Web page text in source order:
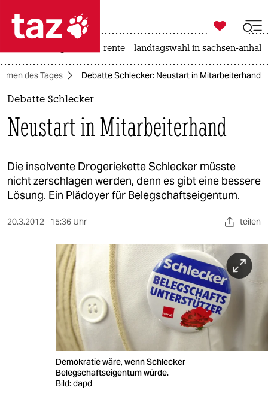
 taz zahl ich
taz zahl ich
politik
öko
gesellschaft
kultur
wahrheit

taz zahl ich
rente landtagswahl in sachsen-anhalt
des Tages Debatte Schlecker: Neustart in Mitarbeiterhand
Debatte Schlecker
Neustart in Mitarbeiterhand
Die insolvente Drogeriekette Schlecker müsste
nicht zerschlagen werden, denn es gibt eine bessere
Lösung. Ein Plädoyer für Belegschaftseigentum.
20.3.2012 15:36 Uhr teilen
Demokratie wäre, wenn Schlecker
Belegschaftseigentum würde.
Bild: dapd